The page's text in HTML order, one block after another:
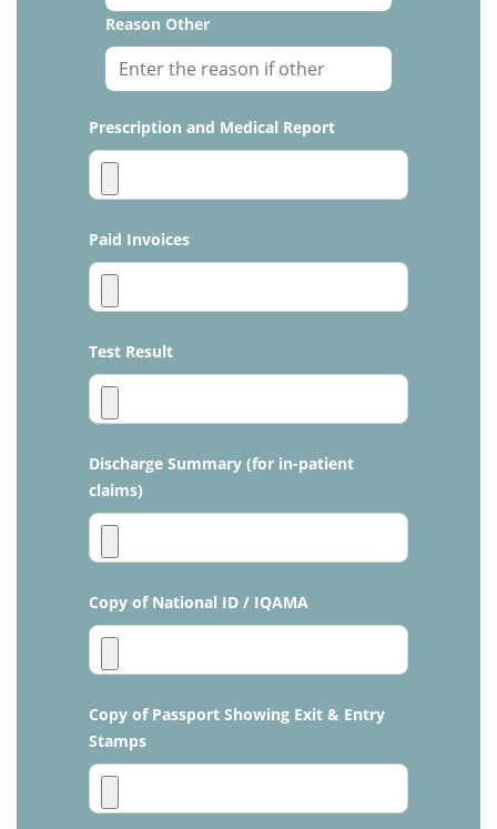
Reason Other
Prescription and Medical Report
Paid Invoices
Test Result
Discharge Summary (for in-patient
claims)
Copy of National ID / IQAMA
Copy of Passport Showing Exit & Entry
Stamps